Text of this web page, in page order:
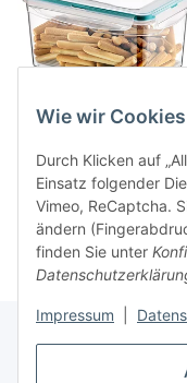
Wie wir
Durch Klicken auf
Einsatz folgender
Vimeo, ReCaptcha.
ändern
finden Sie unter
Impressum
Aufbewahrungsbox mit
Klick-Verschluss (2,4
Liter) - PREMIUM - (02
1471)
Preise nach
sichtbar